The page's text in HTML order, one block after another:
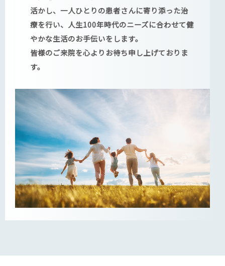
活かし、一人ひとりの患者さんに寄り添った治
療を行い、人生100年時代のニーズに合わせて健
やかな生活のお手伝いをします。
皆様のご来院を心よりお待ち申し上げておりま
す。